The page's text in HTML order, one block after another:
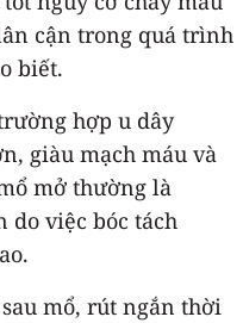
cận trong quá trình
biết.
hợp u dây
giàu mạch máu và
mở thường là
do việc bóc tách
mổ, rút ngắn thời